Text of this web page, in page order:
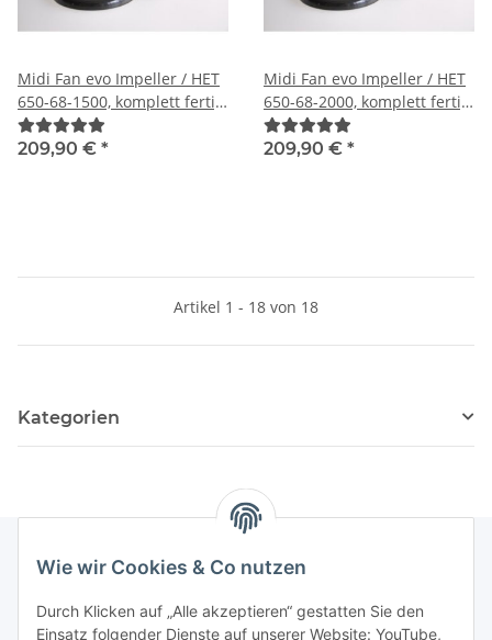
Midi Fan evo Impeller / HET
650-68-1500, komplett fertig
montiert, feingewuchtet und
harmonisch abgestimmt
209,90 € *
Midi Fan evo Impeller / HET
650-68-2000, komplett fertig
montiert, feingewuchtet und
harmonisch abgestimmt
209,90 € *
Artikel 1 - 18 von 18
Kategorien
Newsletter Abonnieren
Wie wir Cookies & Co nutzen
Durch Klicken auf „Alle akzeptieren“ gestatten Sie den
Einsatz folgender Dienste auf unserer Website: YouTube,